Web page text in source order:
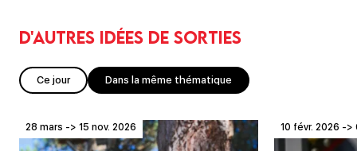
D'autres idées de sorties
Ce jour Dans la même thématique
28 mars -> 15 nov. 2026 10 févr. 2026 ->